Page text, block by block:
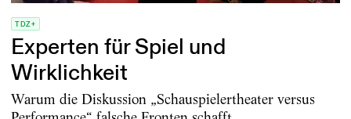
TDZ+
Experten für Spiel und
Wirklichkeit
Warum die Diskussion „Schauspielertheater versus